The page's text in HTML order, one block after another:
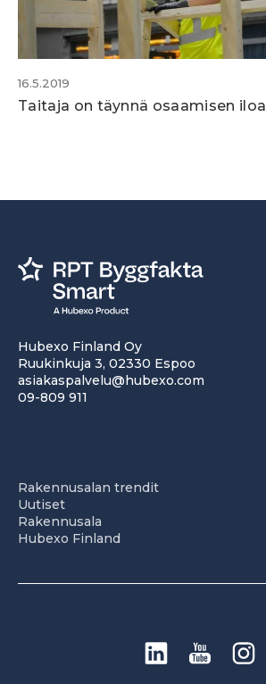
16.5.2019
Taitaja on täynnä osaamisen iloa
Hubexo Finland Oy
Ruukinkuja 3, 02330 Espoo
asiakaspalvelu@hubexo.com
09-809 911
Rakennusalan trendit
Uutiset
Rakennusala
Hubexo Finland